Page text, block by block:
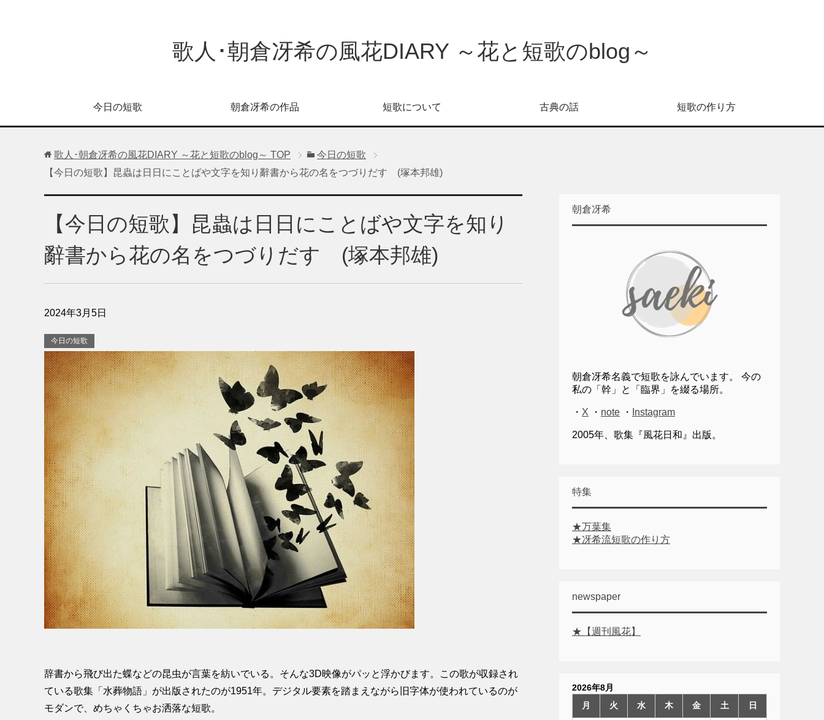
歌人･朝倉冴希の風花DIARY ～花と短歌のblog～
今日の短歌 朝倉冴希の作品 短歌について 古典の話 短歌の作り方
歌人･朝倉冴希の風花DIARY ～花と短歌のblog～ TOP
今日の短歌
【今日の短歌】昆蟲は日日にことばや文字を知り辭書から花の名をつづりだす (塚本邦雄)
【今日の短歌】昆蟲は日日にことばや文字を知り
辭書から花の名をつづりだす (塚本邦雄)
2024年3月5日
今日の短歌
辞書から飛び出た蝶などの昆虫が言葉を紡いでいる。そんな3D映像がパッと浮かびます。この歌が収録され
ている歌集「水葬物語」が出版されたのが1951年。デジタル要素を踏まえながら旧字体が使われているのが
モダンで、めちゃくちゃお洒落な短歌。
朝倉冴希
朝倉冴希名義で短歌を詠んでいます。 今の
私の「幹」と「臨界」を綴る場所。
・ X ・ note ・ Instagram
2005年、歌集『風花日和』出版。
特集
★万葉集
★冴希流短歌の作り方
newspaper
★【週刊風花】
2026年8月
月
火 水 木 金 土 日